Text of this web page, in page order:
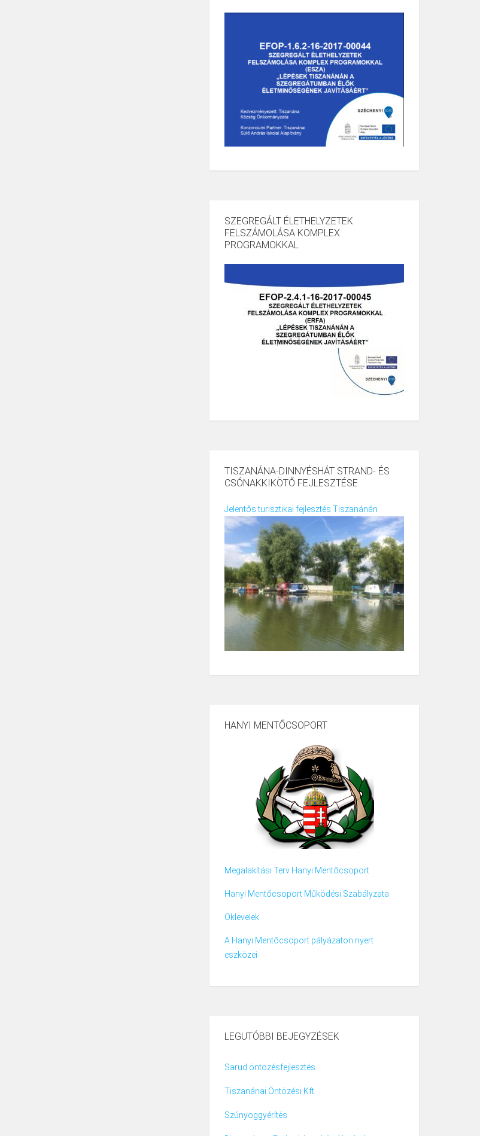
SZEGREGÁLT ÉLETHELYZETEK
FELSZÁMOLÁSA KOMPLEX
PROGRAMOKKAL
TISZANÁNA-DINNYÉSHÁT STRAND- ÉS
CSÓNAKKIKÖTŐ FEJLESZTÉSE
Jelentős turisztikai fejlesztés Tiszanánán
HANYI MENTŐCSOPORT
Megalakítási Terv Hanyi Mentőcsoport
Hanyi Mentőcsoport Működési Szabályzata
Oklevelek
A Hanyi Mentőcsoport pályázaton nyert
eszközei
LEGUTÓBBI BEJEGYZÉSEK
Sarud öntözésfejlesztés
Tiszanánai Öntözési Kft.
Szúnyoggyérítés